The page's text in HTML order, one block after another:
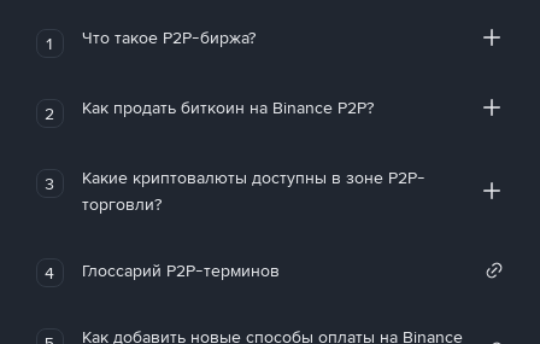
1 Что такое P2P-биржа?
2 Как продать биткоин на Binance P2P?
3
Какие криптовалюты доступны в зоне P2P-
торговли?
4 Глоссарий P2P-терминов
Как добавить новые способы оплаты на Binance